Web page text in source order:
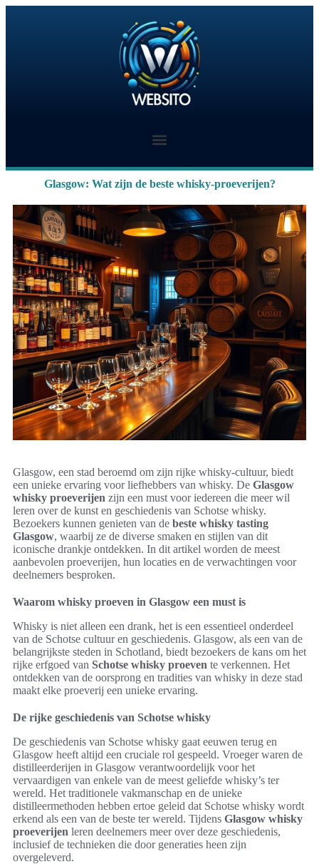
Glasgow: Wat zijn de beste whisky-proeverijen?
Glasgow, een stad beroemd om zijn rijke whisky-cultuur, biedt
een unieke ervaring voor liefhebbers van whisky. De Glasgow
whisky proeverijen zijn een must voor iedereen die meer wil
leren over de kunst en geschiedenis van Schotse whisky.
Bezoekers kunnen genieten van de beste whisky tasting
Glasgow, waarbij ze de diverse smaken en stijlen van dit
iconische drankje ontdekken. In dit artikel worden de meest
aanbevolen proeverijen, hun locaties en de verwachtingen voor
deelnemers besproken.
Waarom whisky proeven in Glasgow een must is
Whisky is niet alleen een drank, het is een essentieel onderdeel
van de Schotse cultuur en geschiedenis. Glasgow, als een van de
belangrijkste steden in Schotland, biedt bezoekers de kans om het
rijke erfgoed van Schotse whisky proeven te verkennen. Het
ontdekken van de oorsprong en tradities van whisky in deze stad
maakt elke proeverij een unieke ervaring.
De rijke geschiedenis van Schotse whisky
De geschiedenis van Schotse whisky gaat eeuwen terug en
Glasgow heeft altijd een cruciale rol gespeeld. Vroeger waren de
distilleerderijen in Glasgow verantwoordelijk voor het
vervaardigen van enkele van de meest geliefde whisky’s ter
wereld. Het traditionele vakmanschap en de unieke
distilleermethoden hebben ertoe geleid dat Schotse whisky wordt
erkend als een van de beste ter wereld. Tijdens Glasgow whisky
proeverijen leren deelnemers meer over deze geschiedenis,
inclusief de technieken die door generaties heen zijn
overgeleverd.